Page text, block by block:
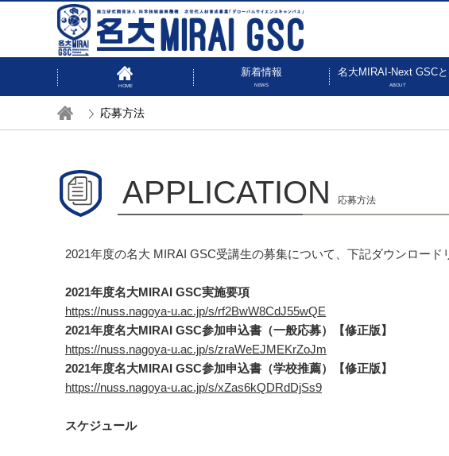
HOME
新着情報
NEWS
名大MIRAI-Next GSC
ABOUT
応募方法
APPLICATION 応募方法
2021年度の名大 MIRAI GSC受講生の募集について、下記ダウンロード
2021年度名大MIRAI GSC実施要項
https://nuss.nagoya-u.ac.jp/s/rf2BwW8CdJ55wQE
2021年度名大MIRAI GSC参加申込書（一般応募）【修正版】
https://nuss.nagoya-u.ac.jp/s/zraWeEJMEKrZoJm
2021年度名大MIRAI GSC参加申込書（学校推薦）【修正版】
https://nuss.nagoya-u.ac.jp/s/xZas6kQDRdDjSs9
スケジュール